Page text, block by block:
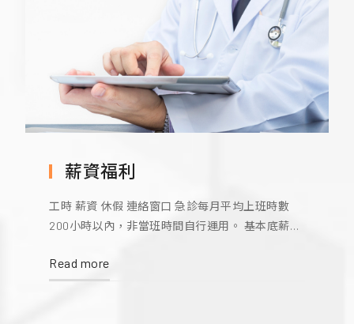
薪資福利
工時 薪資 休假 連絡窗口 急診每月平均上班時數
200小時以內，非當班時間自行運用。 基本底薪
定年休，依法休假，無須上班 (至少兩周)。 詳情請
洽 06-2353535轉2237。
Read more